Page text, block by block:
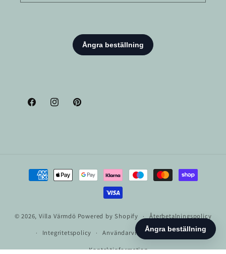
FacebookInstagramPinterest
Betalningsmetoder
© 2026,Villa Värmdö Powered by Shopify
Återbetalningspolicy
Integritetspolicy
Användarvillkor
Fraktpolicy
Kontaktinformation